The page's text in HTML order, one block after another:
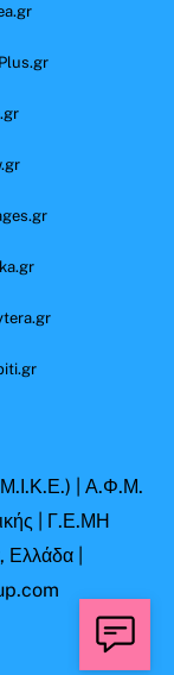
| Α.Φ.Μ.
| Γ.Ε.ΜΗ
|